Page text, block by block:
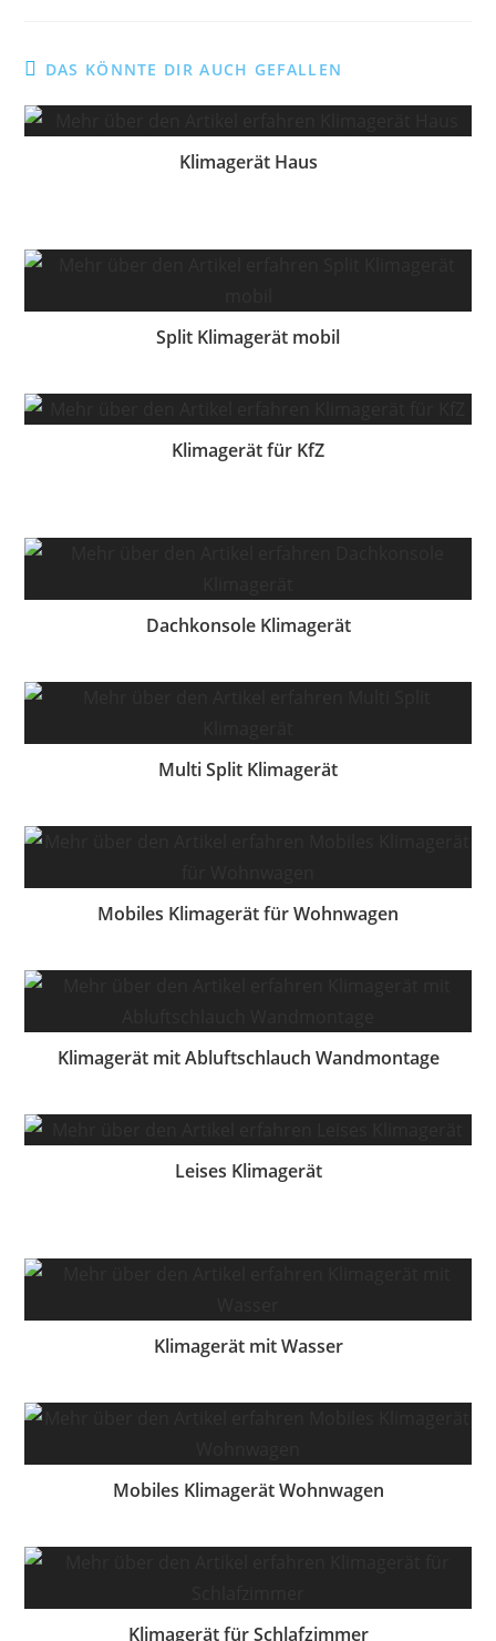
DAS KÖNNTE DIR AUCH GEFALLEN
Klimagerät Haus
Split Klimagerät mobil
Klimagerät für KfZ
Dachkonsole Klimagerät
Multi Split Klimagerät
Mobiles Klimagerät für Wohnwagen
Klimagerät mit Abluftschlauch Wandmontage
Leises Klimagerät
Klimagerät mit Wasser
Mobiles Klimagerät Wohnwagen
Klimagerät für Schlafzimmer